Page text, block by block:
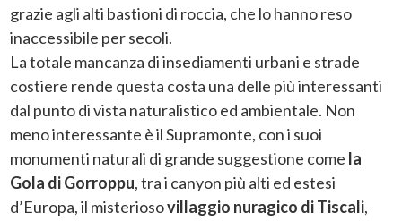
grazie agli alti bastioni di roccia, che lo hanno reso
inaccessibile per secoli.
La totale mancanza di insediamenti urbani e strade
costiere rende questa costa una delle più interessanti
dal punto di vista naturalistico ed ambientale. Non
meno interessante è il Supramonte, con i suoi
monumenti naturali di grande suggestione come la
Gola di Gorroppu, tra i canyon più alti ed estesi
d’Europa, il misteriosovillaggio nuragico di Tiscali,